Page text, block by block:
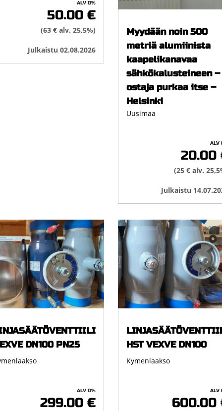
ALV 0%
50.00 €
(63 € alv. 25,5%)
Julkaistu 02.08.2026
Myydään noin 500
metriä alumiinista
kaapelikanavaa
sähkökalusteineen –
ostaja purkaa itse –
Helsinki
Uusimaa
ALV
20.00
(25 € alv.
Julkaistu
DN100 PN25
ALV 0%
299.00 €
HST VEXVE DN100
Kymenlaakso
ALV
600.00